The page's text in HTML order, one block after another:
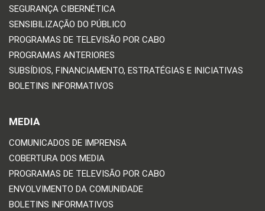
SEGURANÇA CIBERNÉTICA
SENSIBILIZAÇÃO DO PÚBLICO
PROGRAMAS DE TELEVISÃO POR CABO
PROGRAMAS ANTERIORES
SUBSÍDIOS, FINANCIAMENTO, ESTRATÉGIAS E INICIATIVAS
BOLETINS INFORMATIVOS
MEDIA
COMUNICADOS DE IMPRENSA
COBERTURA DOS MEDIA
PROGRAMAS DE TELEVISÃO POR CABO
ENVOLVIMENTO DA COMUNIDADE
BOLETINS INFORMATIVOS